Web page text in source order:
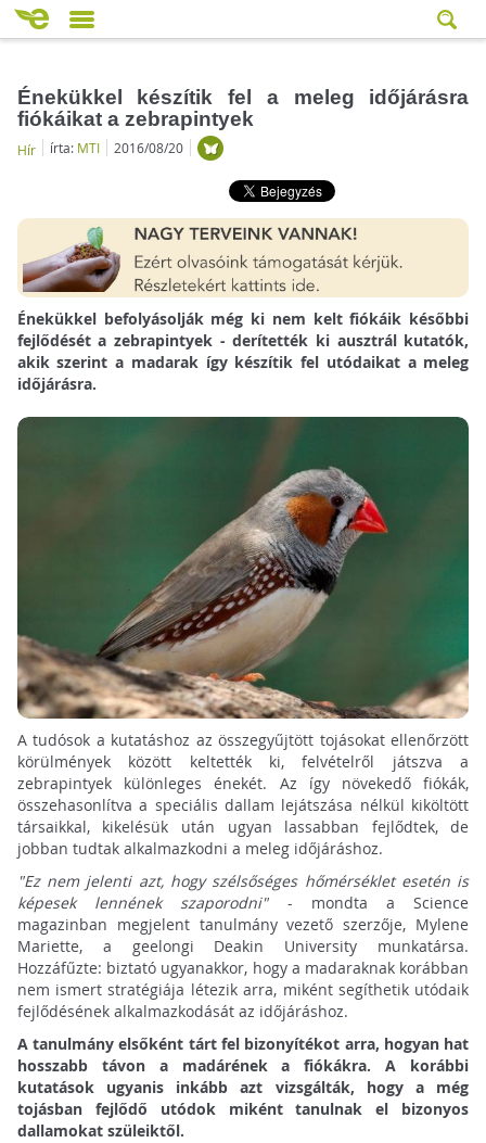
Énekükkel készítik fel a meleg időjárásra
fiókáikat a zebrapintyek
Hír írta: MTI 2016/08/20
Énekükkel befolyásolják még ki nem kelt fiókáik későbbi
fejlődését a zebrapintyek - derítették ki ausztrál kutatók,
akik szerint a madarak így készítik fel utódaikat a meleg
időjárásra.
A tudósok a kutatáshoz az összegyűjtött tojásokat ellenőrzött
körülmények között keltették ki, felvételről játszva a
zebrapintyek különleges énekét. Az így növekedő fiókák,
összehasonlítva a speciális dallam lejátszása nélkül kiköltött
társaikkal, kikelésük után ugyan lassabban fejlődtek, de
jobban tudtak alkalmazkodni a meleg időjáráshoz.
"Ez nem jelenti azt, hogy szélsőséges hőmérséklet esetén is
képesek lennének szaporodni"- mondta a Science
magazinban megjelent tanulmány vezető szerzője, Mylene
Mariette, a geelongi Deakin University munkatársa.
Hozzáfűzte: biztató ugyanakkor, hogy a madaraknak korábban
nem ismert stratégiája létezik arra, miként segíthetik utódaik
fejlődésének alkalmazkodását az időjáráshoz.
A tanulmány elsőként tárt fel bizonyítékot arra, hogyan hat
hosszabb távon a madárének a fiókákra. A korábbi
kutatások ugyanis inkább azt vizsgálták, hogy a még
tojásban fejlődő utódok miként tanulnak el bizonyos
dallamokat szüleiktől.